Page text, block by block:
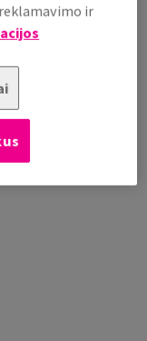
atitinkančio
yra sertifikuotas
ir „Blue Angel“
ir